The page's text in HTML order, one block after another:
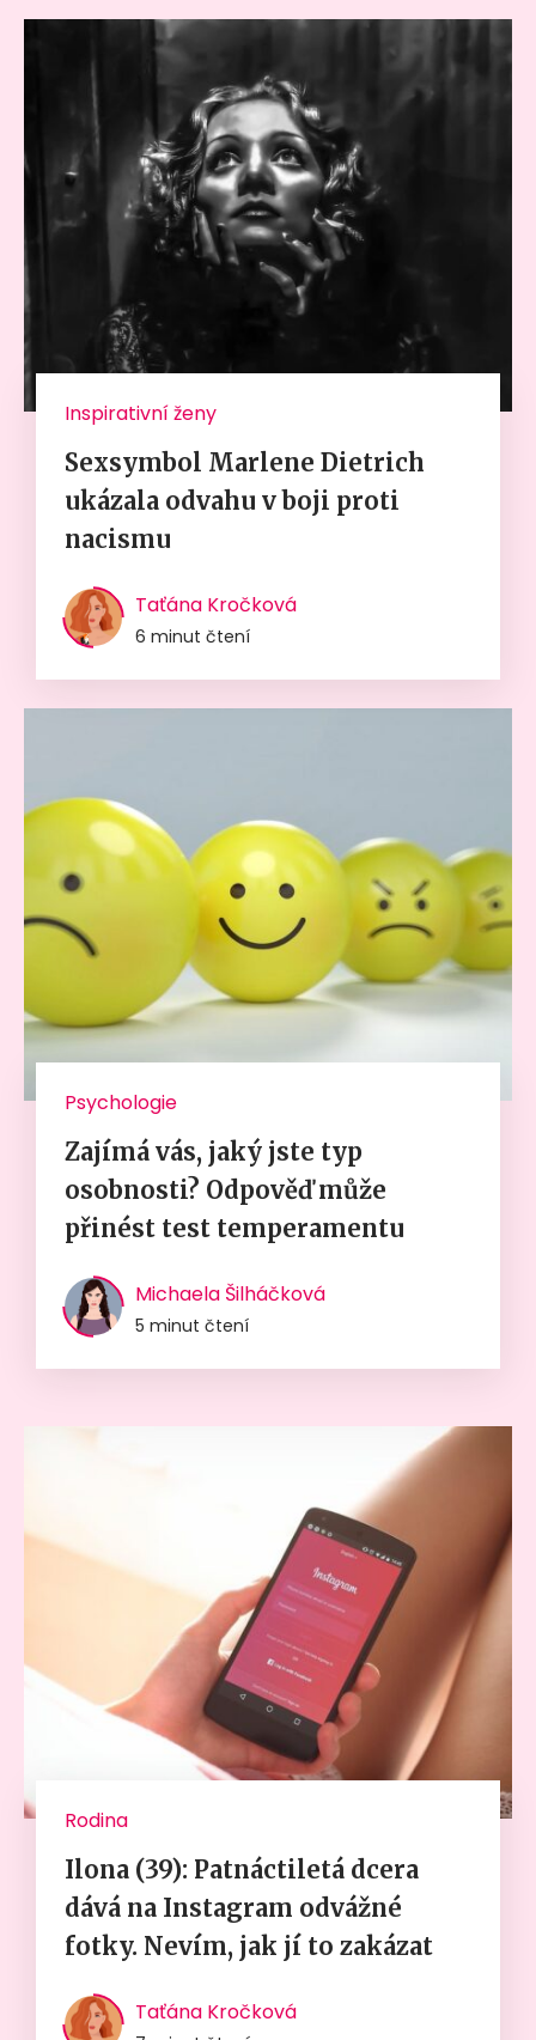
Inspirativní ženy
Sexsymbol Marlene Dietrich
ukázala odvahu v boji proti
nacismu
Taťána Kročková
6 minut čtení
Psychologie
Zajímá vás, jaký jste typ
osobnosti? Odpověď může
přinést test temperamentu
Michaela Šilháčková
5 minut čtení
Rodina
Ilona (39): Patnáctiletá dcera
dává na Instagram odvážné
fotky. Nevím, jak jí to zakázat
Taťána Kročková